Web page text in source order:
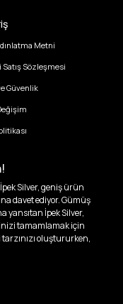
Metni
Satış Sözleşmesi
Güvenlik
Silver, geniş ürün
davet ediyor. Gümüş
yansıtan İpek Silver,
tamamlamak için
oluştururken,
tanışın.
anlatıyor. İster
olun, ister